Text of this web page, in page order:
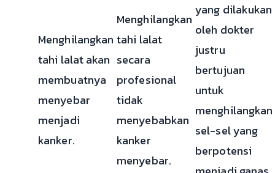
Menghilangkan
tahi lalat akan
membuatnya
menyebar
menjadi
kanker.
Menghilangkan
tahi lalat
secara
profesional
tidak
menyebabkan
kanker
menyebar.
yang dilakukan
oleh dokter
justru
bertujuan
untuk
menghilangkan
sel-sel yang
berpotensi